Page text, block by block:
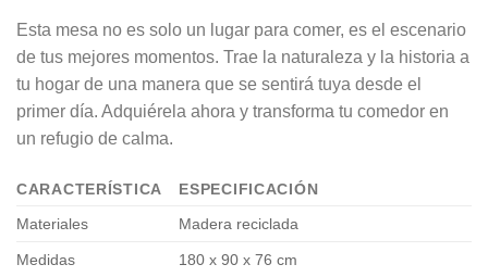
Esta mesa no es solo un lugar para comer, es el escenario
de tus mejores momentos. Trae la naturaleza y la historia a
tu hogar de una manera que se sentirá tuya desde el
primer día. Adquiérela ahora y transforma tu comedor en
un refugio de calma.
CARACTERÍSTICA
ESPECIFICACIÓN
Materiales
Madera reciclada
Medidas 180 x 90 x 76 cm